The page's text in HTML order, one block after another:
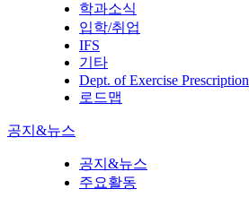
학과소식
입학/취업
IFS
기타
Dept. of Exercise Prescription
로드맵
공지&뉴스
공지&뉴스
주요활동